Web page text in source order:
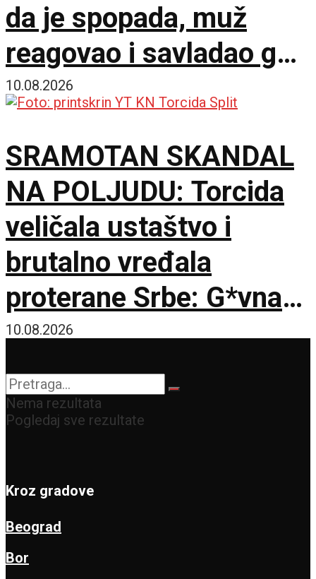
da je spopada, muž
reagovao i savladao ga
do dolaska policije
10.08.2026
SRAMOTAN SKANDAL
NA POLJUDU: Torcida
veličala ustaštvo i
brutalno vređala
proterane Srbe: G*vna
su isplivala na
traktorima u Šidu
10.08.2026
Nema rezultata
Pogledaj sve rezultate
Kroz gradove
Beograd
Bor